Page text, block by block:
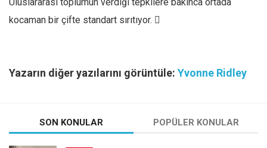
kocaman bir çifte standart sırıtıyor. 
Yazarın diğer yazılarını görüntüle: Yvonne Ridley
SON KONULAR POPÜLER KONULAR